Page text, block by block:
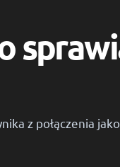
z połączenia